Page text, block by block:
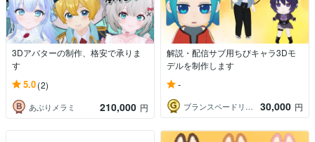
3Dアバターの制作、格安で承りま
す
5.0(2)
あぶりメラミ 210,000 円
解説・配信サブ用ちびキャラ3Dモ
デルを制作します
-
ブランスペードリーフ 30,000 円